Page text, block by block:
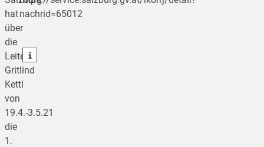
hat
über
die
Leiterin
Gritlind
Kettl
von
19.4.-3.5.21
die
1.
nachrid=65012
teilen
teilen